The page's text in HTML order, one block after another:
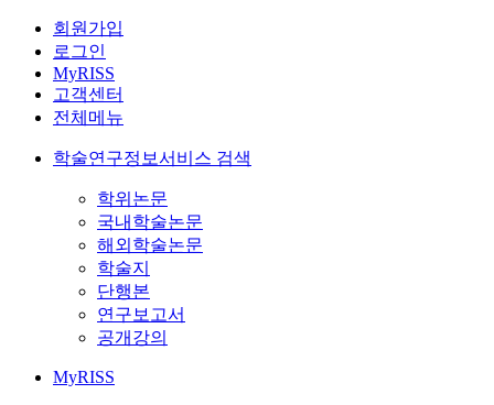
회원가입
로그인
MyRISS
고객센터
전체메뉴
학술연구정보서비스 검색
학위논문
국내학술논문
해외학술논문
학술지
단행본
연구보고서
공개강의
MyRISS